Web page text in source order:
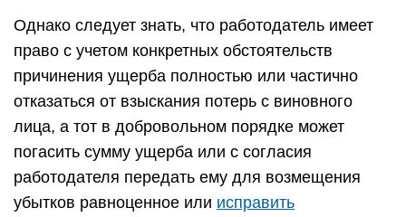
Однако следует знать, что работодатель имеет
право с учетом конкретных обстоятельств
причинения ущерба полностью или частично
отказаться от взыскания потерь с виновного
лица, а тот в добровольном порядке может
погасить сумму ущерба или с согласия
работодателя передать ему для возмещения
убытков равноценное или исправить